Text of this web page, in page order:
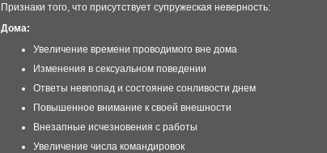
Признаки того, что присутствует супружеская неверность:
Дома:
Увеличение времени проводимого вне дома
Изменения в сексуальном поведении
Ответы невпопад и состояние сонливости днем
Повышенное внимание к своей внешности
Внезапные исчезновения с работы
Увеличение числа командировок